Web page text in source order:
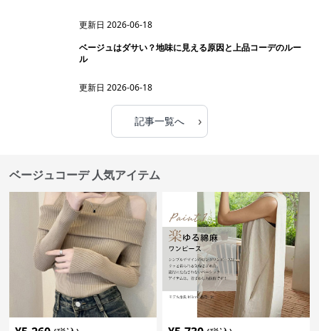
更新日2026-06-18
ベージュはダサい？地味に見える原因と上品コーデのルー
ル
更新日2026-06-18
記事一覧へ ›
ベージュコーデ 人気アイテム